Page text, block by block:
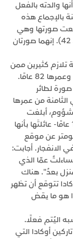
والدته بالفعل
بالإجماع هذه
صورتها وهي
ابنة العشرين في المخرج. (توفيت في سن 42). إنهما صورتان
تلازم كثيرين ممن
نجوا من الانفجار. مِن هؤلاء، "إميكو أوكادا"، وعمرها 82 عامًا.
لطائر
من عمرها
أبلغت
شقيقتُها "ميكو ناكاساكو" -وكان عمرها 12 عامًا- عائلتَها بأنها
عن موقع
أجابت:
عمّا الذي
المنزل بعدُ". هناك
تتوقع أن تظهر
هو ما يقض
اليُتم فعلًا.
أوكادا التي